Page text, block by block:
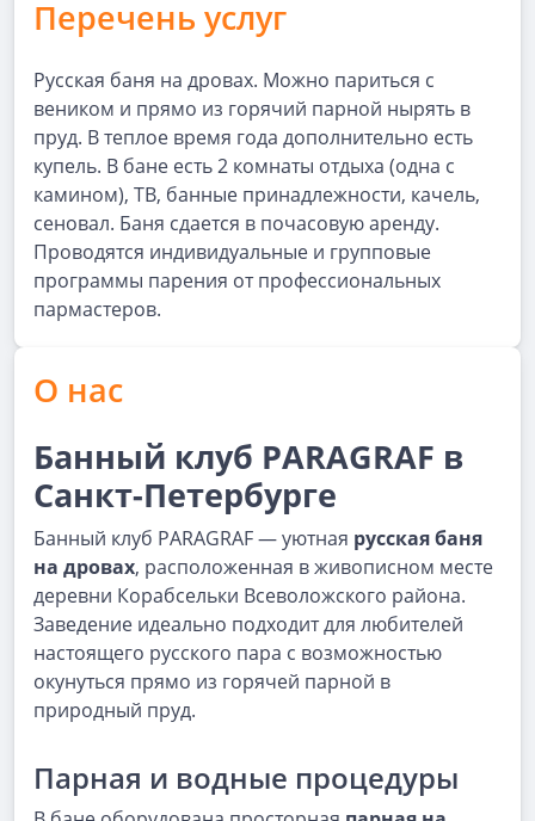
Перечень услуг
Русская баня на дровах. Можно париться с
веником и прямо из горячий парной нырять в
пруд. В теплое время года дополнительно есть
купель. В бане есть 2 комнаты отдыха (одна с
камином), ТВ, банные принадлежности, качель,
сеновал. Баня сдается в почасовую аренду.
Проводятся индивидуальные и групповые
программы парения от профессиональных
пармастеров.
О нас
Банный клуб PARAGRAF в
Санкт-Петербурге
Банный клуб PARAGRAF — уютная русская баня
на дровах, расположенная в живописном месте
деревни Корабсельки Всеволожского района.
Заведение идеально подходит для любителей
настоящего русского пара с возможностью
окунуться прямо из горячей парной в
природный пруд.
Парная и водные процедуры